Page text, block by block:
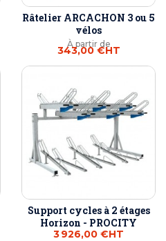
Râtelier ARCACHON 3 ou 5
vélos
À partir de
343,00 €HT
Support cycles à 2 étages
Horizon - PROCITY
3 926,00 €HT